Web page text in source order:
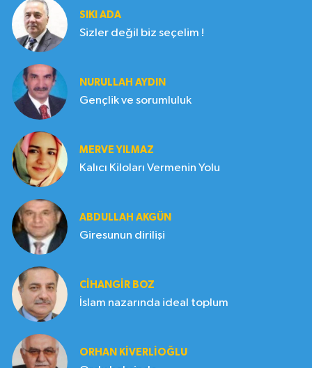
SIKI ADA
Sizler değil biz seçelim !
NURULLAH AYDIN
Gençlik ve sorumluluk
MERVE YILMAZ
Kalıcı Kiloları Vermenin Yolu
ABDULLAH AKGÜN
Giresunun dirilişi
CIHANGIR BOZ
İslam nazarında ideal toplum
ORHAN KIVERLIOĞLU